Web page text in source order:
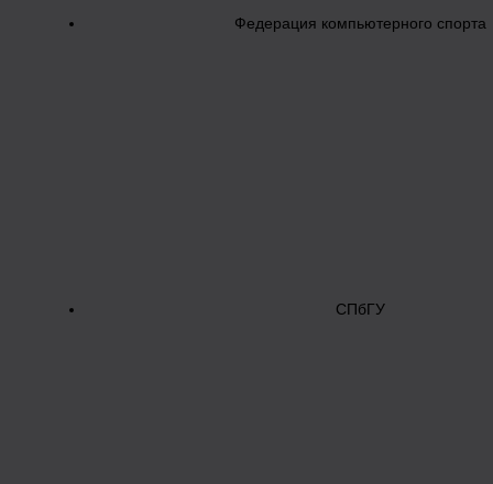
Федерация компьютерного спорта
СПбГУ